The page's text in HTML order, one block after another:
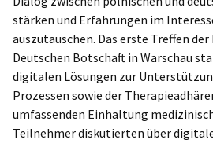
stärken und Erfahrungen im
auszutauschen. Das erste Treffen
Deutschen Botschaft in Warschau
digitalen Lösungen zur
Prozessen sowie der
umfassenden Einhaltung
Teilnehmer diskutierten über